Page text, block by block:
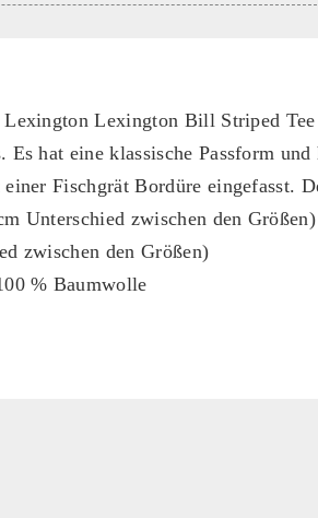
Lexington Bill Striped
Es hat eine klassische Passform
Fischgrät Bordüre eingefasst.
Unterschied zwischen den
zwischen den Größen)
% Baumwolle